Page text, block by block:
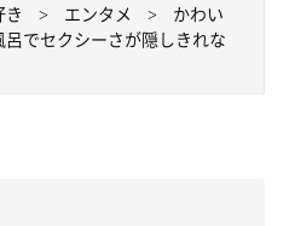
き エンタメ
かわい
でセクシーさが隠しきれな